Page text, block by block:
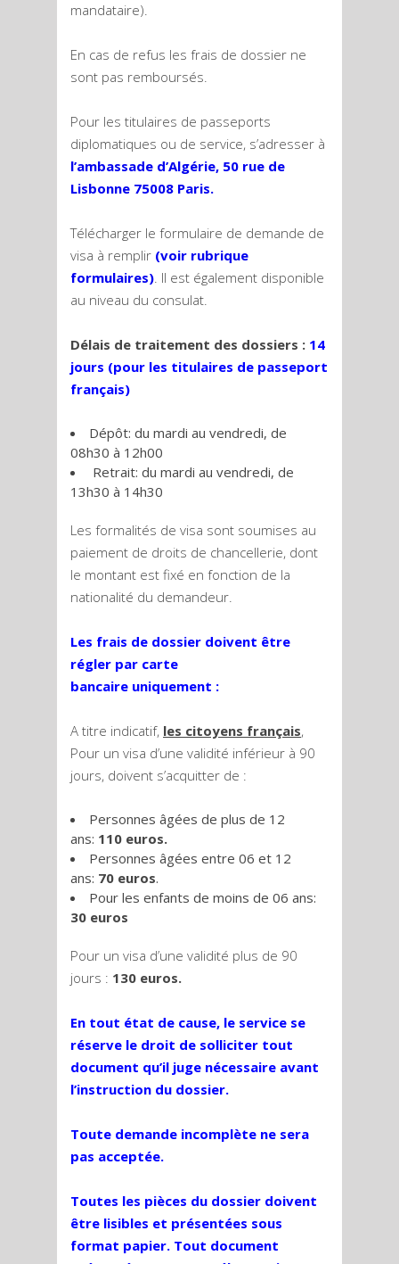
mandataire).
En cas de refus les frais de dossier ne
sont pas remboursés.
Pour les titulaires de passeports
diplomatiques ou de service, s’adresser à
l’ambassade d’Algérie, 50 rue de
Lisbonne 75008 Paris.
Télécharger le formulaire de demande de
visa à remplir (voir rubrique
formulaires). Il est également disponible
au niveau du consulat.
Délais de traitement des dossiers : 14
jours (pour les titulaires de passeport
français)
Dépôt: du mardi au vendredi, de
08h30 à 12h00
Retrait: du mardi au vendredi, de
13h30 à 14h30
Les formalités de visa sont soumises au
paiement de droits de chancellerie, dont
le montant est fixé en fonction de la
nationalité du demandeur.
Les frais de dossier doivent être
régler par carte
bancaire uniquement :
A titre indicatif, les citoyens français,
Pour un visa d’une validité inférieur à 90
jours, doivent s’acquitter de :
Personnes âgées de plus de 12
ans: 110 euros.
Personnes âgées entre 06 et 12
ans: 70 euros.
Pour les enfants de moins de 06 ans:
30 euros
Pour un visa d’une validité plus de 90
jours : 130 euros.
En tout état de cause, le service se
réserve le droit de solliciter tout
document qu’il juge nécessaire avant
l’instruction du dossier.
Toute demande incomplète ne sera
pas acceptée.
Toutes les pièces du dossier doivent
être lisibles et présentées sous
format papier. Tout document